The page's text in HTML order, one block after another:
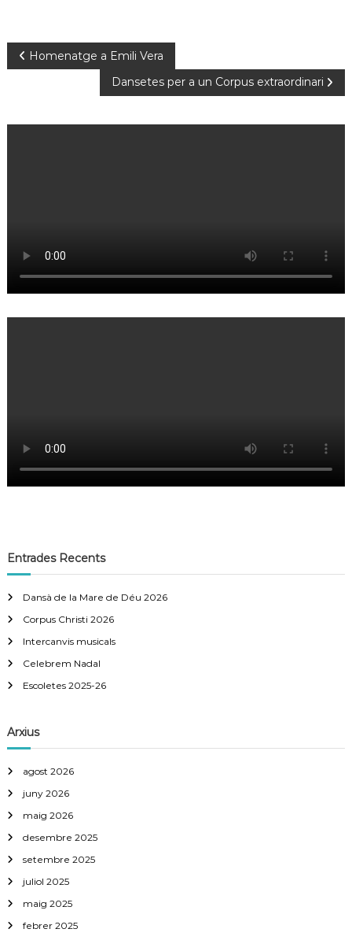
N
v
n
r
a
d
e
s
Homenatge a Emili Vera
Dansetes per a un Corpus extraordinari
Entrades Recents
Dansà de la Mare de Déu 2026
Corpus Christi 2026
Intercanvis musicals
Celebrem Nadal
Escoletes 2025-26
Arxius
agost 2026
juny 2026
maig 2026
desembre 2025
setembre 2025
juliol 2025
maig 2025
febrer 2025